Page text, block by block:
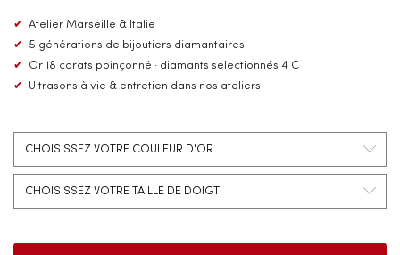
✔ Atelier Marseille & Italie
✔
5 générations de bijoutiers diamantaires
✔
Or 18 carats poinçonné · diamants sélectionnés 4 C
✔
Ultrasons à vie & entretien dans nos ateliers